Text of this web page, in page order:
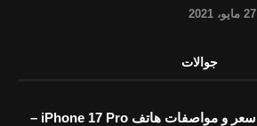
27 مايو، 2021
جوالات
سعر و مواصفات هاتف iPhone 17 Pro –